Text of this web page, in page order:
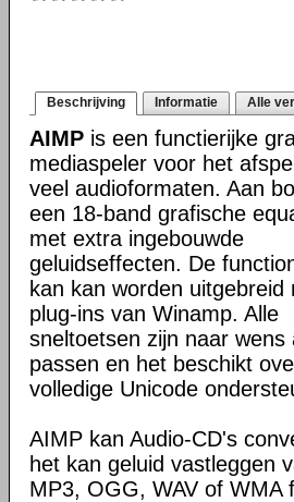
Beschrijving Informatie Alle
AIMP is een functierijke
mediaspeler voor het
veel audioformaten. Aan
een 18-band grafische
met extra ingebouwde
geluidseffecten. De
kan kan worden uitgebreid
plug-ins van Winamp. Alle
sneltoetsen zijn naar wens
passen en het beschikt
volledige Unicode
AIMP kan Audio-CD's
het kan geluid vastleggen
MP3, OGG, WAV of WMA